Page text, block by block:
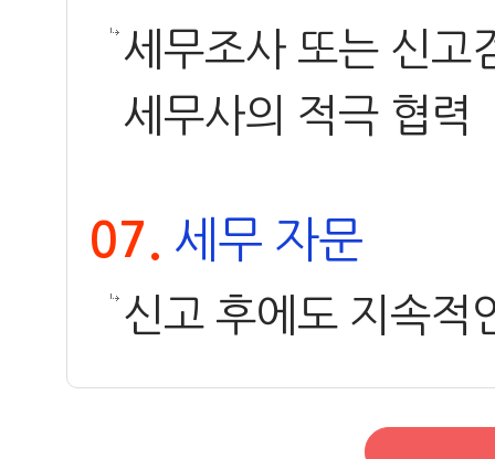
세무조사 또는 신고
세무사의 적극 협력
07. 세무 자문
신고 후에도 지속적